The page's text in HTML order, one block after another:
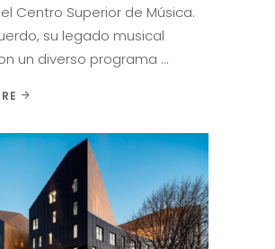
Centro Superior de Música.
su legado musical
un diverso programa